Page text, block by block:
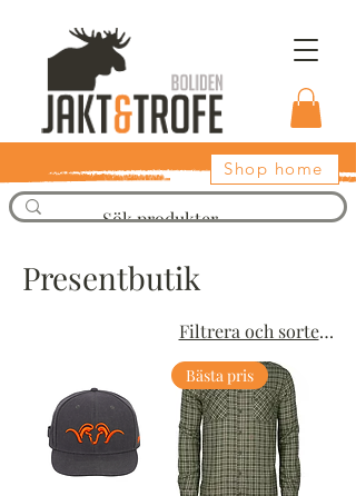
Shop home
Presentbutik
Filtrera och sortera
Bästa pris